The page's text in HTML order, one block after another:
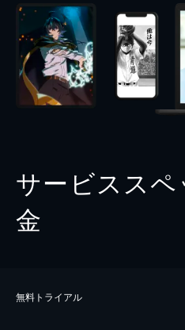
サービスス
金
無料トライアル